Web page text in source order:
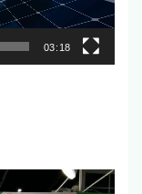
03:18